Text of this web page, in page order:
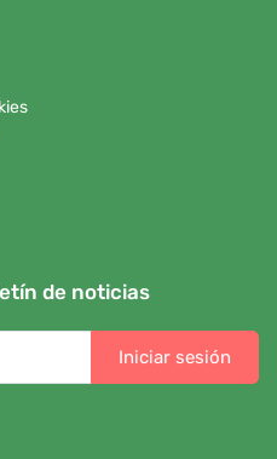
de noticias
Iniciar sesión